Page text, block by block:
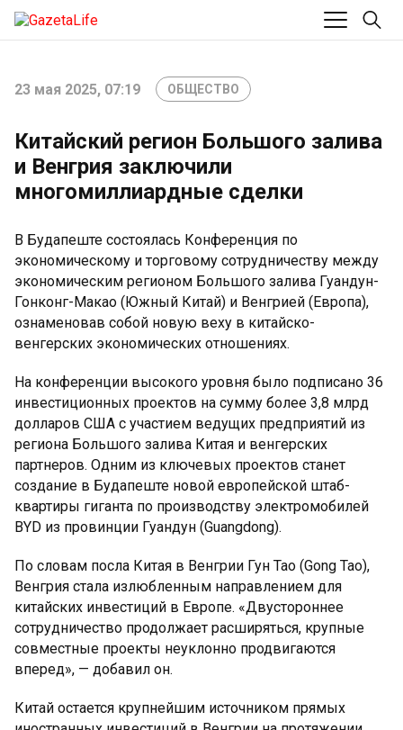
23 мая 2025, 07:19 ОБЩЕСТВО
Китайский регион Большого залива
и Венгрия заключили
многомиллиардные сделки
В Будапеште состоялась Конференция по
экономическому и торговому сотрудничеству между
экономическим регионом Большого залива Гуандун-
Гонконг-Макао (Южный Китай) и Венгрией (Европа),
ознаменовав собой новую веху в китайско-
венгерских экономических отношениях.
На конференции высокого уровня было подписано 36
инвестиционных проектов на сумму более 3,8 млрд
долларов США с участием ведущих предприятий из
региона Большого залива Китая и венгерских
партнеров. Одним из ключевых проектов станет
создание в Будапеште новой европейской штаб-
квартиры гиганта по производству электромобилей
BYD из провинции Гуандун (Guangdong).
По словам посла Китая в Венгрии Гун Тао (Gong Tao),
Венгрия стала излюбленным направлением для
китайских инвестиций в Европе. «Двустороннее
сотрудничество продолжает расширяться, крупные
совместные проекты неуклонно продвигаются
вперед», — добавил он.
Китай остается крупнейшим источником прямых